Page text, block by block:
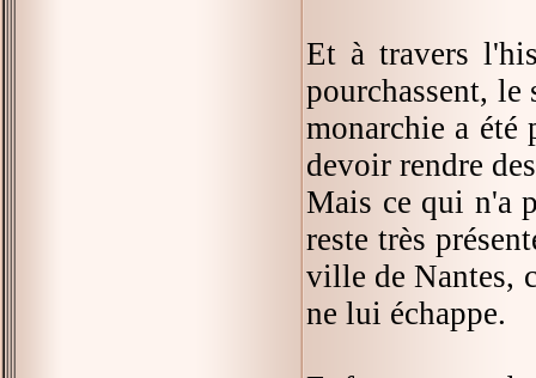
Et à travers
pourchassent,
monarchie a été
devoir rendre
Mais ce qui n'a
reste très
ville de Nantes,
ne lui échappe.